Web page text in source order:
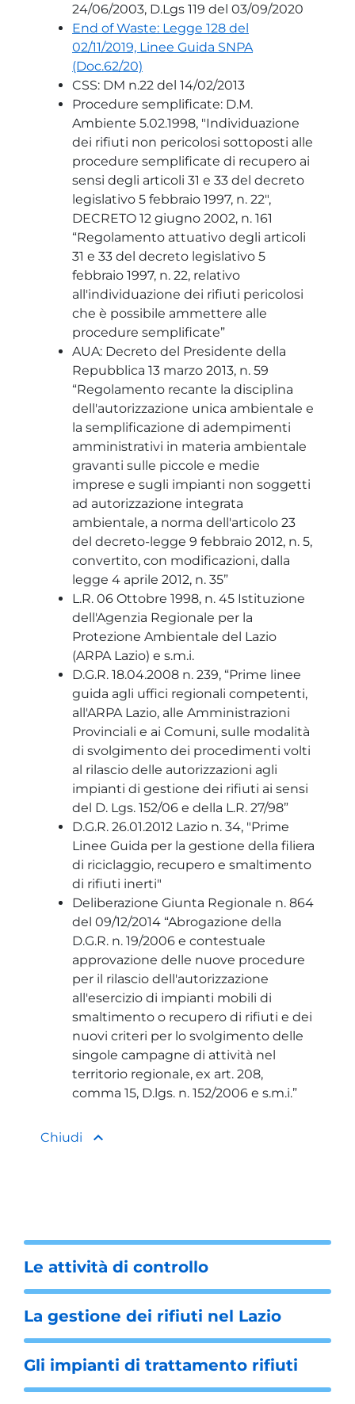
24/06/2003, D.Lgs 119 del 03/09/2020
End of Waste: Legge 128 del
02/11/2019, Linee Guida SNPA
(Doc.62/20)
CSS: DM n.22 del 14/02/2013
Procedure semplificate: D.M.
Ambiente 5.02.1998, "Individuazione
dei rifiuti non pericolosi sottoposti alle
procedure semplificate di recupero ai
sensi degli articoli 31 e 33 del decreto
legislativo 5 febbraio 1997, n. 22",
DECRETO 12 giugno 2002, n. 161
“Regolamento attuativo degli articoli
31 e 33 del decreto legislativo 5
febbraio 1997, n. 22, relativo
all'individuazione dei rifiuti pericolosi
che è possibile ammettere alle
procedure semplificate”
AUA: Decreto del Presidente della
Repubblica 13 marzo 2013, n. 59
“Regolamento recante la disciplina
dell'autorizzazione unica ambientale e
la semplificazione di adempimenti
amministrativi in materia ambientale
gravanti sulle piccole e medie
imprese e sugli impianti non soggetti
ad autorizzazione integrata
ambientale, a norma dell'articolo 23
del decreto-legge 9 febbraio 2012, n. 5,
convertito, con modificazioni, dalla
legge 4 aprile 2012, n. 35”
L.R. 06 Ottobre 1998, n. 45 Istituzione
dell'Agenzia Regionale per la
Protezione Ambientale del Lazio
(ARPA Lazio) e s.m.i.
D.G.R. 18.04.2008 n. 239, “Prime linee
guida agli uffici regionali competenti,
all'ARPA Lazio, alle Amministrazioni
Provinciali e ai Comuni, sulle modalità
di svolgimento dei procedimenti volti
al rilascio delle autorizzazioni agli
impianti di gestione dei rifiuti ai sensi
del D. Lgs. 152/06 e della L.R. 27/98”
D.G.R. 26.01.2012 Lazio n. 34, "Prime
Linee Guida per la gestione della filiera
di riciclaggio, recupero e smaltimento
di rifiuti inerti"
Deliberazione Giunta Regionale n. 864
del 09/12/2014 “Abrogazione della
D.G.R. n. 19/2006 e contestuale
approvazione delle nuove procedure
per il rilascio dell'autorizzazione
all'esercizio di impianti mobili di
smaltimento o recupero di rifiuti e dei
nuovi criteri per lo svolgimento delle
singole campagne di attività nel
territorio regionale, ex art. 208,
comma 15, D.lgs. n. 152/2006 e s.m.i.”
Chiudi keyboard_arrow_up
Le attività di controllo
La gestione dei rifiuti nel Lazio
Gli impianti di trattamento rifiuti